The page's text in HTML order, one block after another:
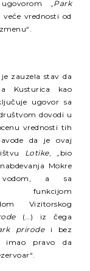
„Park
vrednosti od
zauzela stav da
Kusturica kao
ugovor sa
dovodi u
vrednosti tih
da je ovaj
Lotike, „bio
Mokre
a sa
funkcijom
Vizitorskog
(…) iz čega
prirodei bez
imao pravo da